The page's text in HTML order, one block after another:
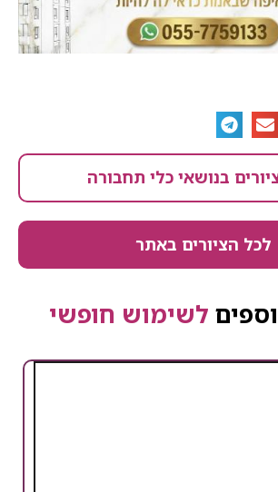
בנושאי כלי תחבורה
לכל הציורים באתר
לשימוש חופשי